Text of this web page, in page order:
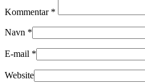
Kommentar *
Navn *
E-mail *
Website